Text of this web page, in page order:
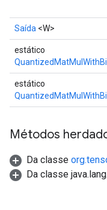
Saída <W>
estático
estático
Métodos
Da classe
Da classe